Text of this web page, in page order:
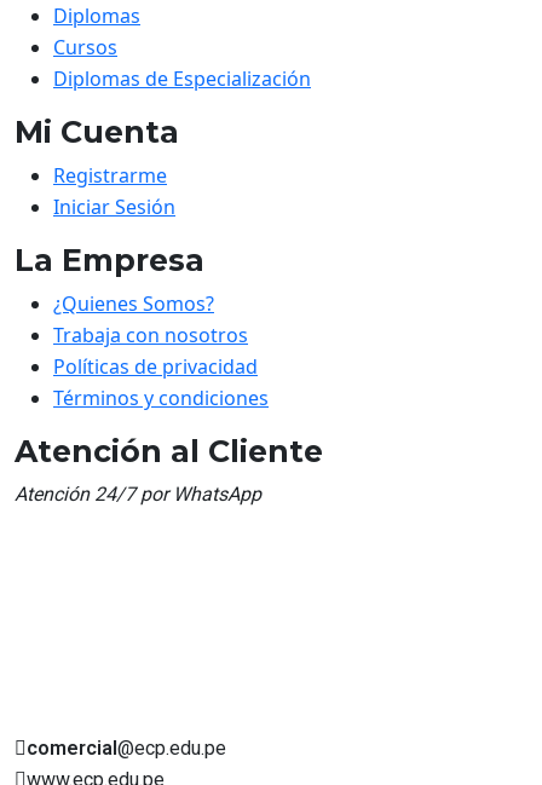
Diplomas
Cursos
Diplomas de Especialización
Mi Cuenta
Registrarme
Iniciar Sesión
La Empresa
¿Quienes Somos?
Trabaja con nosotros
Políticas de privacidad
Términos y condiciones
Atención al Cliente
Atención 24/7 por WhatsApp
comercial@ecp.edu.pe
www.ecp.edu.pe